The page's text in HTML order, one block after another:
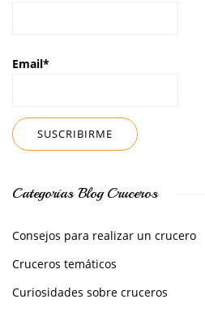
Email*
Categorías Blog Cruceros
Consejos para realizar un crucero
Cruceros temáticos
Curiosidades sobre cruceros